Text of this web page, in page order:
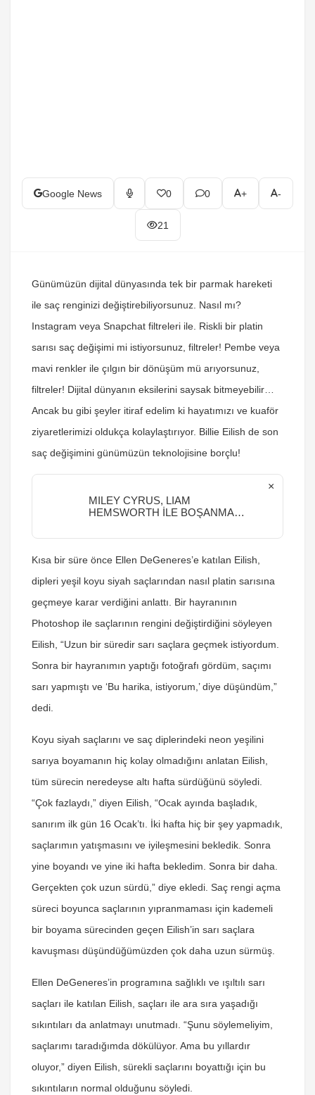
Google News 0 0 + -
21
Günümüzün dijital dünyasında tek bir parmak hareketi
ile saç renginizi değiştirebiliyorsunuz. Nasıl mı?
Instagram veya Snapchat filtreleri ile. Riskli bir platin
sarısı saç değişimi mi istiyorsunuz, filtreler! Pembe veya
mavi renkler ile çılgın bir dönüşüm mü arıyorsunuz,
filtreler! Dijital dünyanın eksilerini saysak bitmeyebilir…
Ancak bu gibi şeyler itiraf edelim ki hayatımızı ve kuaför
ziyaretlerimizi oldukça kolaylaştırıyor. Billie Eilish de son
saç değişimini günümüzün teknolojisine borçlu!
MILEY CYRUS, LIAM
HEMSWORTH İLE BOŞANMA
×
Kısa bir süre önce Ellen DeGeneres’e katılan Eilish,
dipleri yeşil koyu siyah saçlarından nasıl platin sarısına
geçmeye karar verdiğini anlattı. Bir hayranının
Photoshop ile saçlarının rengini değiştirdiğini söyleyen
Eilish, “Uzun bir süredir sarı saçlara geçmek istiyordum.
Sonra bir hayranımın yaptığı fotoğrafı gördüm, saçımı
sarı yapmıştı ve ‘Bu harika, istiyorum,’ diye düşündüm,”
dedi.
Koyu siyah saçlarını ve saç diplerindeki neon yeşilini
sarıya boyamanın hiç kolay olmadığını anlatan Eilish,
tüm sürecin neredeyse altı hafta sürdüğünü söyledi.
“Çok fazlaydı,” diyen Eilish, “Ocak ayında başladık,
sanırım ilk gün 16 Ocak’tı. İki hafta hiç bir şey yapmadık,
saçlarımın yatışmasını ve iyileşmesini bekledik. Sonra
yine boyandı ve yine iki hafta bekledim. Sonra bir daha.
Gerçekten çok uzun sürdü,” diye ekledi. Saç rengi açma
süreci boyunca saçlarının yıpranmaması için kademeli
bir boyama sürecinden geçen Eilish’in sarı saçlara
kavuşması düşündüğümüzden çok daha uzun sürmüş.
Ellen DeGeneres’in programına sağlıklı ve ışıltılı sarı
saçları ile katılan Eilish, saçları ile ara sıra yaşadığı
sıkıntıları da anlatmayı unutmadı. “Şunu söylemeliyim,
saçlarımı taradığımda dökülüyor. Ama bu yıllardır
oluyor,” diyen Eilish, sürekli saçlarını boyattığı için bu
sıkıntıların normal olduğunu söyledi.